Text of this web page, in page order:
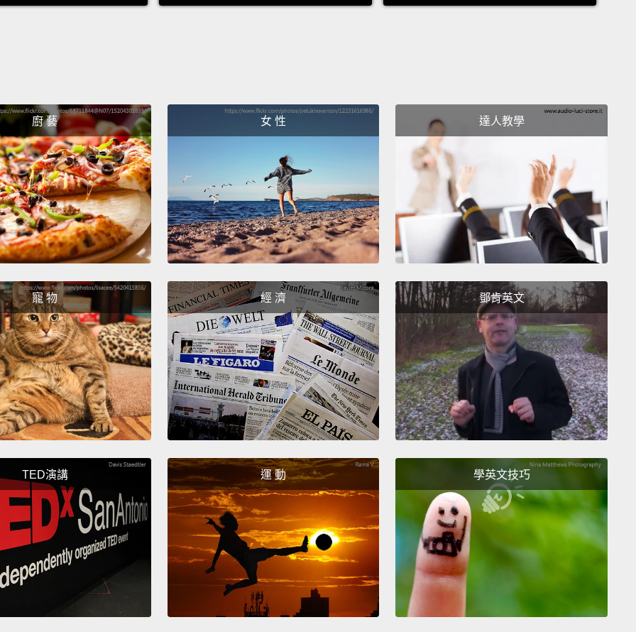
第一天非常輕鬆...
hoping it doesn't ride up.
我光整理裙子就花掉一天大半時間，希望它不要一直往上跑。
I have two of the same outfit.
我有兩套同樣的衣服。
I wear each one for two days and then throw it in the
wash.
我每一套穿兩天後就把它丟去洗。
No one said anything to me; no one's noticed anything.
have no complaints.
I've also been switching up the
cardigan, which gives me a little bit of a change.
I have
definitely been able to focus on other things, especially in
the mornings. I'm getting a little tired of this outfit, but so
far, so good. Jeanie has turned this into a challenge now.
It's not just one week—we're gonna see who can go the
longest without changing their outfit. Um...and I think I'll
沒有人跟我說什麼；沒有人注意到任何不同。我沒有抱怨。我
有換外面那件開襟毛衣，這樣給我一點點改變的感覺。我肯定
能專注於其它事情，尤其是早上的時間。我有一點厭倦這套穿
著，但目前都還好。珍妮已經把這變成一個挑戰了。這不只是
一個禮拜而已－－我們要看誰能撐最久不換衣服。嗯...我覺得
廚 藝 女 性 達人教學
寵 物 經 濟 鄧肯英文
TED演講 運 動 學英文技巧